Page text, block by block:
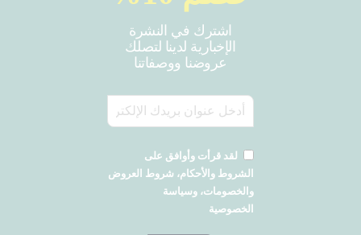
اشترك في النشرة
الإخبارية لدينا لتصلك
عروضنا ووصفاتنا
لقد قرأت وأوافق على
الشروط والأحكام، شروط العروض
والخصومات، وسياسة
الخصوصية